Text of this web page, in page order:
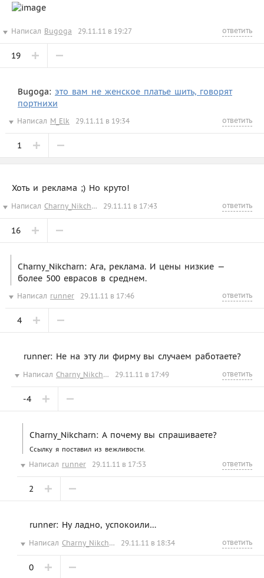
Написал Bugoga 29.11.11 в 19:27 ответить
19
Bugoga: это вам не женское платье шить, говорят
портнихи
Написал M_Elk 29.11.11 в 19:34 ответить
1
Хоть и реклама ;) Но круто!
Написал Charny_Nikcharn 29.11.11 в 17:43 ответить
16
Charny_Nikcharn: Ага, реклама. И цены низкие —
более 500 еврасов в среднем.
Написал runner 29.11.11 в 17:46 ответить
4
runner: Не на эту ли фирму вы случаем работаете?
Написал Charny_Nikcharn 29.11.11 в 17:49 ответить
-4
Charny_Nikcharn: А почему вы спрашиваете?
Ссылку я поставил из вежливости.
Написал runner 29.11.11 в 17:53 ответить
2
runner: Ну ладно, успокоили…
Написал Charny_Nikcharn 29.11.11 в 18:34 ответить
0